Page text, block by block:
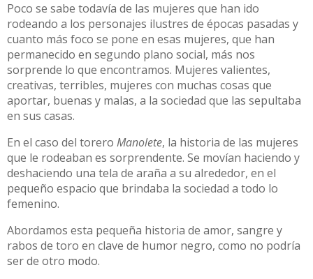
Poco se sabe todavía de las mujeres que han ido
rodeando a los personajes ilustres de épocas pasadas y
cuanto más foco se pone en esas mujeres, que han
permanecido en segundo plano social, más nos
sorprende lo que encontramos. Mujeres valientes,
creativas, terribles, mujeres con muchas cosas que
aportar, buenas y malas, a la sociedad que las sepultaba
en sus casas.
En el caso del torero Manolete, la historia de las mujeres
que le rodeaban es sorprendente. Se movían haciendo y
deshaciendo una tela de araña a su alrededor, en el
pequeño espacio que brindaba la sociedad a todo lo
femenino.
Abordamos esta pequeña historia de amor, sangre y
rabos de toro en clave de humor negro, como no podría
ser de otro modo.